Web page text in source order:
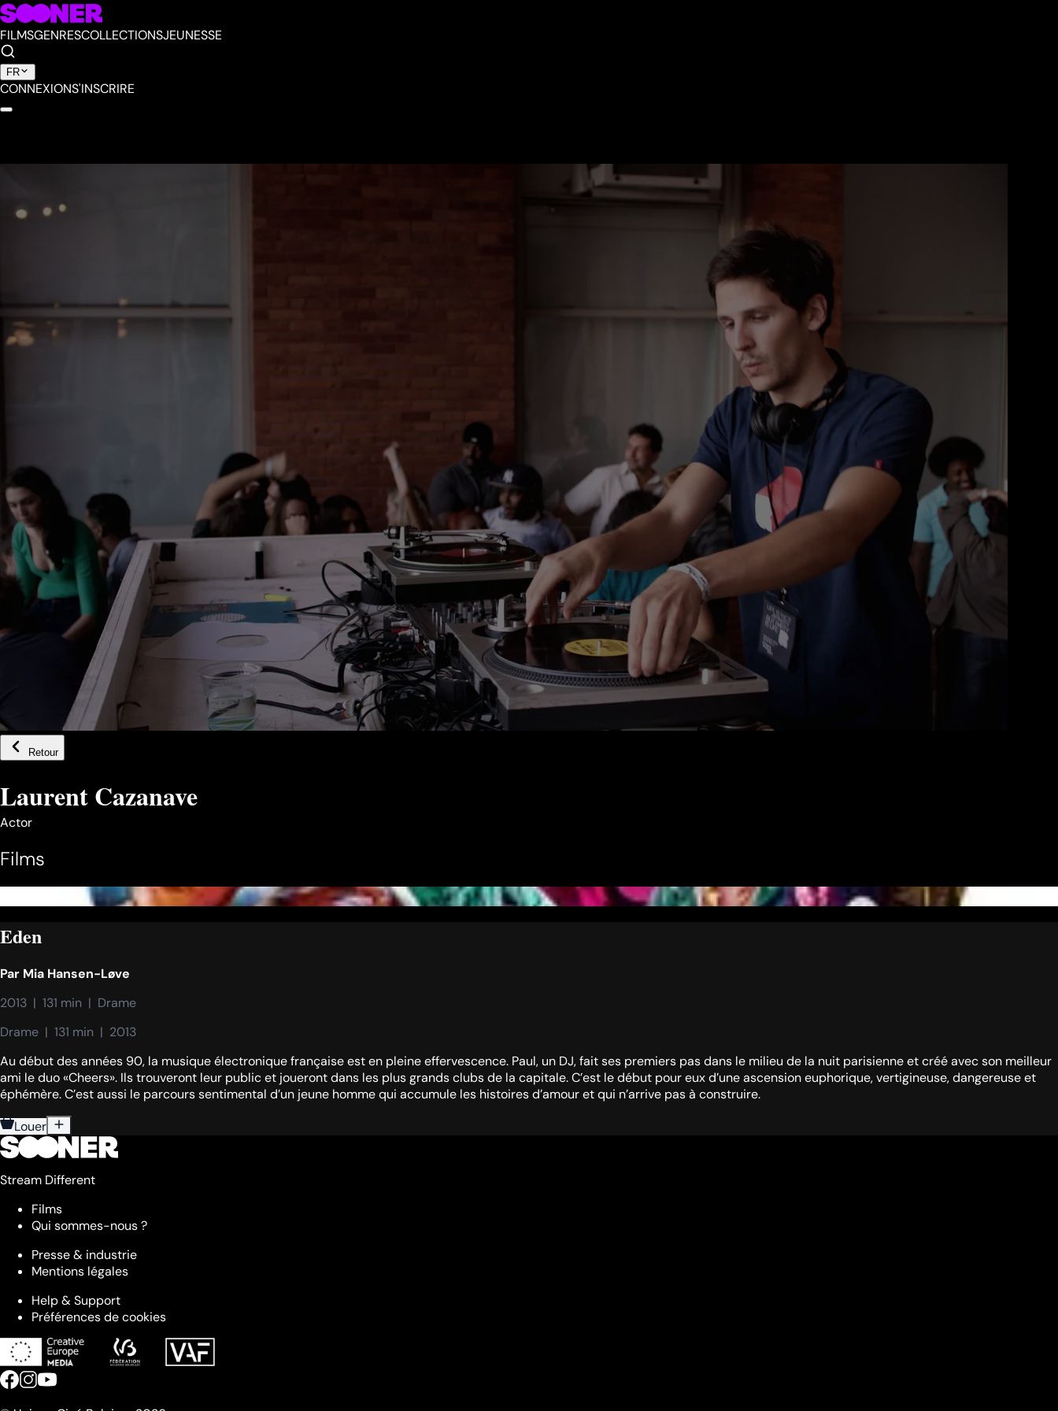
FILMSGENRESCOLLECTIONSJEUNESSE
FR
CONNEXIONS'INSCRIRE
Retour
Laurent Cazanave
Actor
Films
Eden
Par Mia Hansen-Løve
2013  |  131 min  |  Drame
Drame  |  131 min  |  2013
Au début des années 90, la musique électronique française est en pleine effervescence. Paul, un DJ, fait ses premiers pas dans le milieu de la nuit parisienne et créé avec son meilleur
ami le duo «Cheers». Ils trouveront leur public et joueront dans les plus grands clubs de la capitale. C’est le début pour eux d’une ascension euphorique, vertigineuse, dangereuse et
éphémère. C’est aussi le parcours sentimental d’un jeune homme qui accumule les histoires d’amour et qui n’arrive pas à construire.
Louer
Stream Different
Films
Qui sommes-nous ?
Presse & industrie
Mentions légales
Help & Support
Préférences de cookies